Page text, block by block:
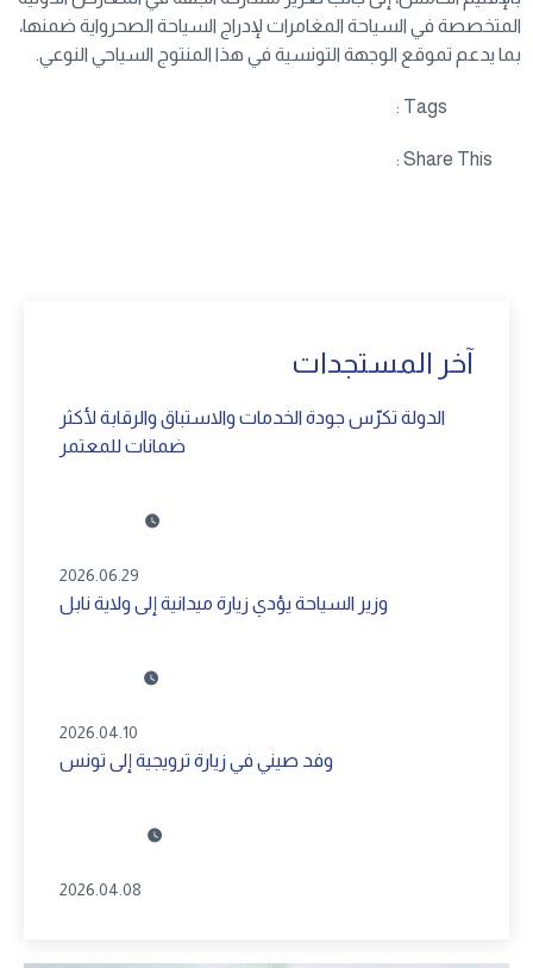
المتخصصة في السياحة المغامرات لإدراج السياحة الصحرواية ضمنها،
بما يدعم تموقع الوجهة التونسية في هذا المنتوج السياحي النوعي.
Tags :
Share This :
آخر المستجدات
الدولة تكرّس جودة الخدمات والاستباق والرقابة لأكثر
ضمانات للمعتمر
2026.06.29
وزير السياحة يؤدي زيارة ميدانية إلى ولاية نابل
2026.04.10
وفد صيني في زيارة ترويجية إلى تونس
2026.04.08